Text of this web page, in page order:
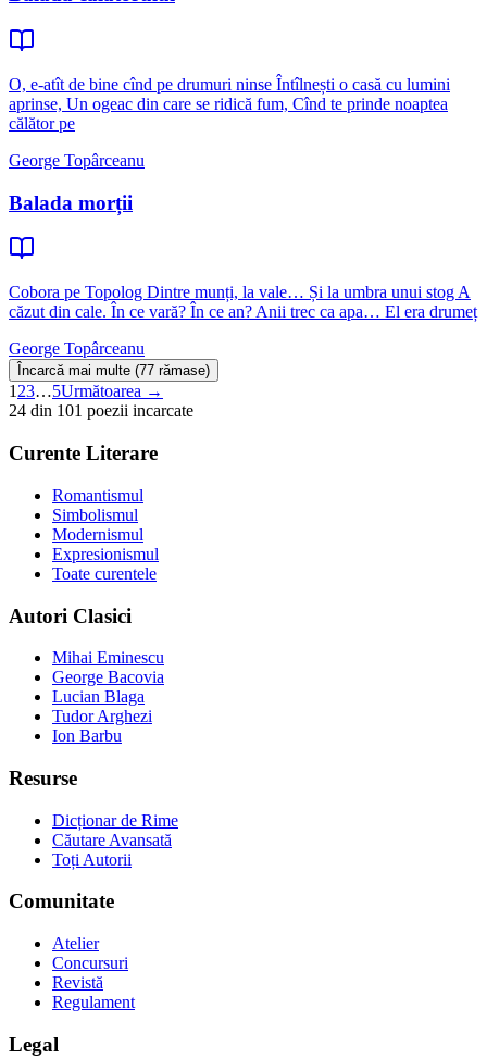
O, e-atît de bine cînd pe drumuri ninse Întîlnești o casă cu lumini
aprinse, Un ogeac din care se ridică fum, Cînd te prinde noaptea
călător pe
George Topârceanu
Balada morții
Cobora pe Topolog Dintre munți, la vale… Și la umbra unui stog A
căzut din cale. În ce vară? În ce an? Anii trec ca apa… El era drumeț
George Topârceanu
Încarcă mai multe (77 rămase)
1 23…5Următoarea →
24 din 101 poezii incarcate
Curente Literare
Romantismul
Simbolismul
Modernismul
Expresionismul
Toate curentele
Autori Clasici
Mihai Eminescu
George Bacovia
Lucian Blaga
Tudor Arghezi
Ion Barbu
Resurse
Dicționar de Rime
Căutare Avansată
Toți Autorii
Comunitate
Atelier
Concursuri
Revistă
Regulament
Legal